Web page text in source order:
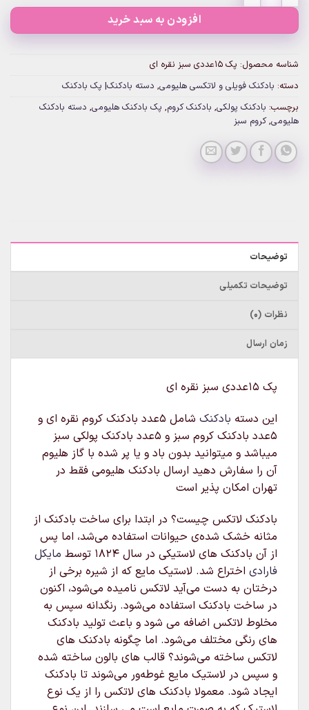
افزودن به سبد خرید
شناسه محصول: پک ۱۵عددی سبز نقره ای
دسته: بادکنک فویلی و لاتکسی هلیومی, دسته بادکنک| پک بادکنک
برچسب: بادکنک پولکی, بادکنک کروم, پک بادکنک هلیومی, دسته بادکنک
هلیومی,کروم سبز
توضیحات
توضیحات تکمیلی
نظرات (0)
زمان ارسال
پک ۱۵عددی سبز نقره ای
این دسته بادکنک
شامل ۵عدد بادکنک کروم نقره ای و
۵عدد بادکنک کروم سبز و ۵عدد بادکنک پولکی سبز
میباشد و میتوانید بدون باد و یا پر شده با گاز هلیوم
آن را سفارش دهید ارسال بادکنک هلیومی فقط در
تهران امکان پذیر است
بادکنک لاتکس چیست؟ در ابتدا برای ساخت بادکنک از
مثانه خشک شده‌ی حیوانات استفاده می‌شد، اما پس
از آن بادکنک های لاستیکی در سال ۱۸۲۴ توسط
مایکل
فارادی اختراع شد. لاستیک مایع که از شیره برخی از
درختان به دست می‌آید لاتکس نامیده می‌شود، اکنون
در ساخت بادکنک استفاده می‌شود. رنگدانه سپس به
مخلوط لاتکس اضافه می شود و باعث تولید بادکنک
های رنگی مختلف می‌شود. اما چگونه بادکنک های
لاتکس ساخته می‌شوند؟ قالب های بالون ساخته شده
و سپس در لاستیک مایع غوطه‌ور می‌شوند تا بادکنک
ایجاد شود. معمولا بادکنک های لاتکس را از یک نوع